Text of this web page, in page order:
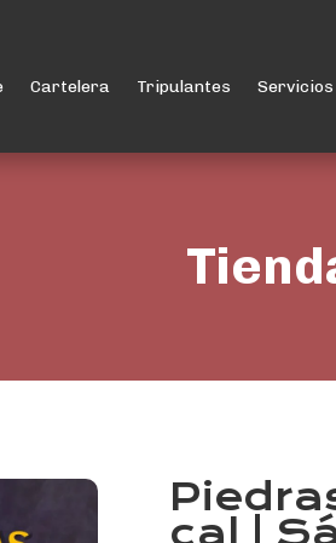
Cartelera Tripulantes Servicios
cal |